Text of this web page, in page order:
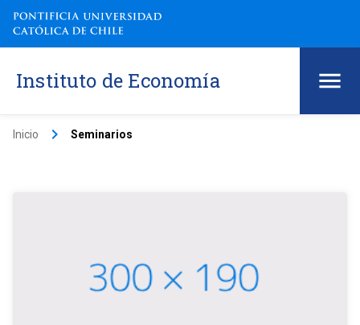
Instituto de Economía
Inicio keyboard_arrow_right Seminarios